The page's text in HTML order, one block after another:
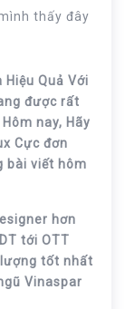
thấy đây
Quả Với
được rất
nay, Hãy
Cực đơn
bài viết hôm
hơn
tới OTT
tốt nhất
Vinaspar